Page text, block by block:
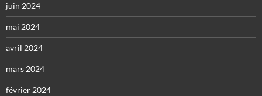
juin 2024
mai 2024
avril 2024
mars 2024
février 2024